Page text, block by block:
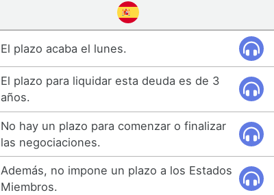
El plazo acaba el lunes.
El plazo para liquidar esta deuda es de 3
años.
No hay un plazo para comenzar o finalizar
las negociaciones.
Además, no impone un plazo a los Estados
Miembros.